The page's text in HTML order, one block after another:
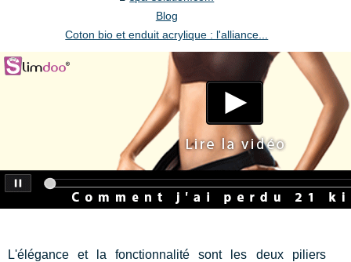
Blog
Coton bio et enduit acrylique : l'alliance...
L'élégance et la fonctionnalité sont les deux piliers